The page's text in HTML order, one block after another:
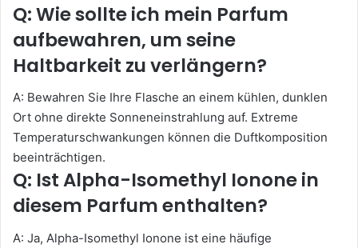
Q: Wie sollte ich mein Parfum
aufbewahren, um seine
Haltbarkeit zu verlängern?
A: Bewahren Sie Ihre Flasche an einem kühlen, dunklen
Ort ohne direkte Sonneneinstrahlung auf. Extreme
Temperaturschwankungen können die Duftkomposition
beeinträchtigen.
Q: Ist Alpha-Isomethyl Ionone in
diesem Parfum enthalten?
A: Ja, Alpha-Isomethyl Ionone ist eine häufige